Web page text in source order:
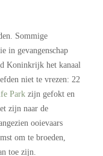
Sommige
in gevangenschap
Koninkrijk het kanaal
niet te vrezen: 22
Park zijn gefokt en
zijn naar de
ooievaars
om te broeden,
toe zijn.